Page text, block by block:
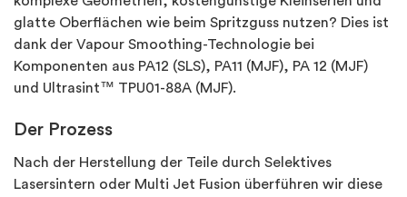
glatte Oberflächen wie beim Spritzguss nutzen? Dies ist
dank der Vapour Smoothing-Technologie bei
Komponenten aus PA12 (SLS), PA11 (MJF), PA 12 (MJF)
und Ultrasint™ TPU01-88A (MJF).
Der Prozess
Nach der Herstellung der Teile durch Selektives
Lasersintern oder Multi Jet Fusion überführen wir diese